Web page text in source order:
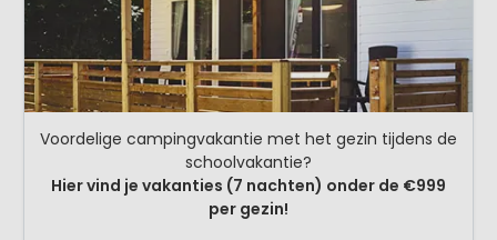
Voordelige campingvakantie met het gezin tijdens de
schoolvakantie?
Hier vind je vakanties (7 nachten) onder de €999
per gezin!